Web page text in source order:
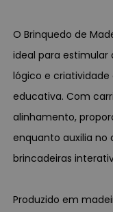
O Brinquedo de
ideal para
lógico e
educativa. Com
alinhamento,
enquanto auxilia no
brincadeiras
Produzido em